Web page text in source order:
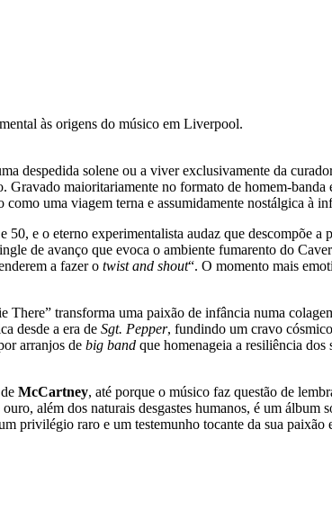
às origens do músico em Liverpool.
despedida solene ou a viver exclusivamente da
Gravado maioritariamente no formato de homem-
uma viagem terna e assumidamente nostálgica à
50, e o eterno experimentalista audaz que descompõe a
de avanço que evoca o ambiente fumarento do
a fazer o twist and shout“. O momento mais
There” transforma uma paixão de infância numa
desde a era de Sgt. Pepper, fundindo um cravo
arranjos de big band que homenageia a resiliência dos
McCartney, até porque o músico faz questão de
além dos naturais desgastes humanos, é um álbum
privilégio raro e um testemunho tocante da sua paixão